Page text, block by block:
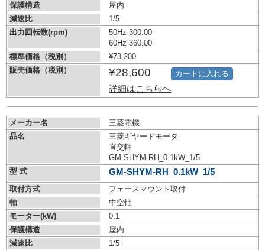
保護構造
屋内
減速比
1/5
出力回転数(rpm)
50Hz 300.00
60Hz 360.00
標準価格（税別）
¥73,200
販売価格（税別）
¥28,600
詳細はこちらへ
カートに入れる
メーカー名
三菱電機
品名
三菱ギヤードモータ
直交軸
GM-SHYM-RH_0.1kW_1/5
型 式
GM-SHYM-RH_0.1kW_1/5
取付方式
フェースマウント取付
軸
中空軸
モーター(kW)
0.1
保護構造
屋内
減速比
1/5